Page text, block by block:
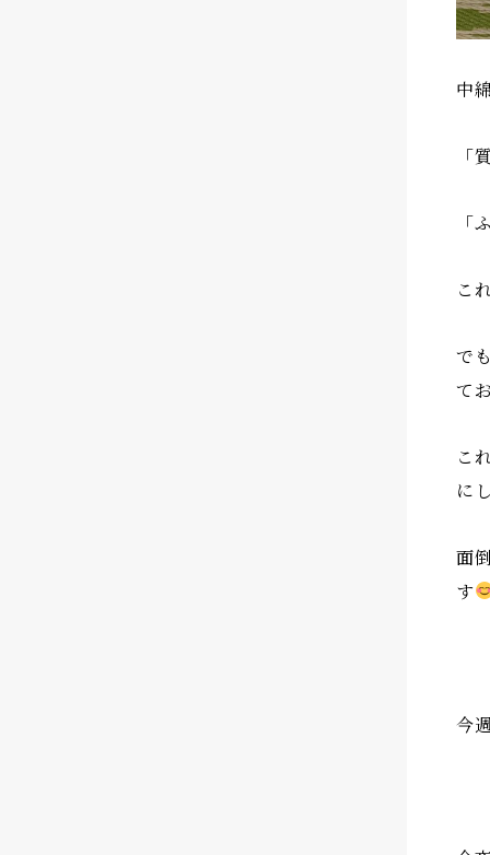
中
「
「
こ
で
て
こ
に
面
す
今